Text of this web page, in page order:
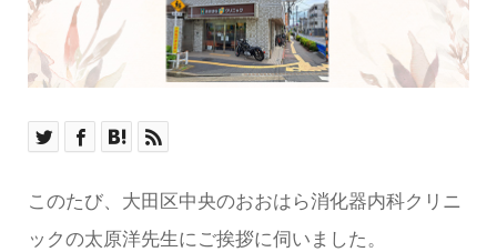
このたび、大田区中央のおおはら消化器内科クリニ
ックの太原洋先生にご挨拶に伺いました。